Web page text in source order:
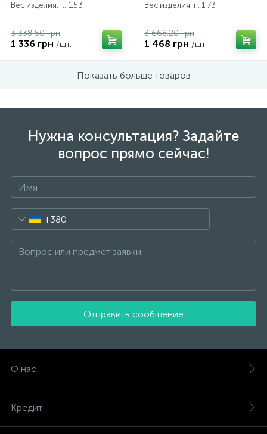
Вес изделия, г.: 1,53
3 338.60 грн
1 336 грн /шт.
Вес изделия, г.: 1,73
3 668.20 грн
1 468 грн /шт.
Показать больше товаров
Нужна консультация? Задайте
вопрос прямо сейчас!
+380
Отправить сообщение
О нас
Кредит